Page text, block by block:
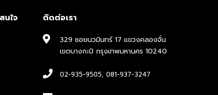
นใจ ติดต่อเรา
329 ซอยนวมินทร์ 17 แขวงคลองจั่น
เขตบางกะปิ กรุงเทพมหานคร 10240
02-935-9505, 081-937-3247